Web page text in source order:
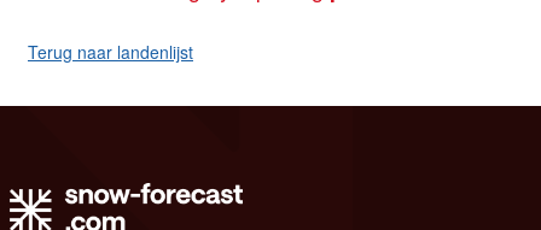
Terug naar landenlijst